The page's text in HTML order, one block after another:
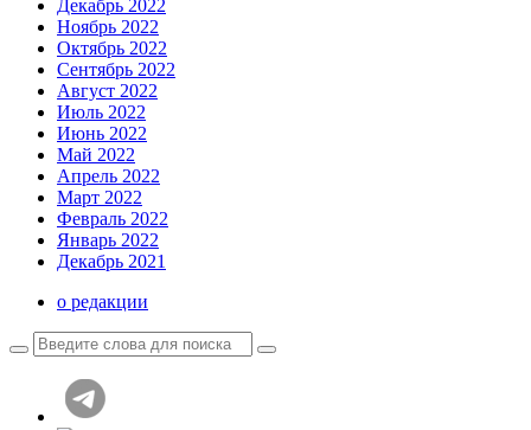
Декабрь 2022
Ноябрь 2022
Октябрь 2022
Сентябрь 2022
Август 2022
Июль 2022
Июнь 2022
Май 2022
Апрель 2022
Март 2022
Февраль 2022
Январь 2022
Декабрь 2021
о редакции